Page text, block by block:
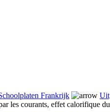
Frankrijk
les courants, effet calorifique